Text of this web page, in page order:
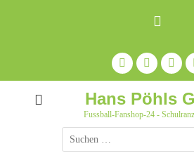
Facebook
Feed
Auf
Hans Pöhls
Fussball-Fanshop-24 -
Suche
nach: